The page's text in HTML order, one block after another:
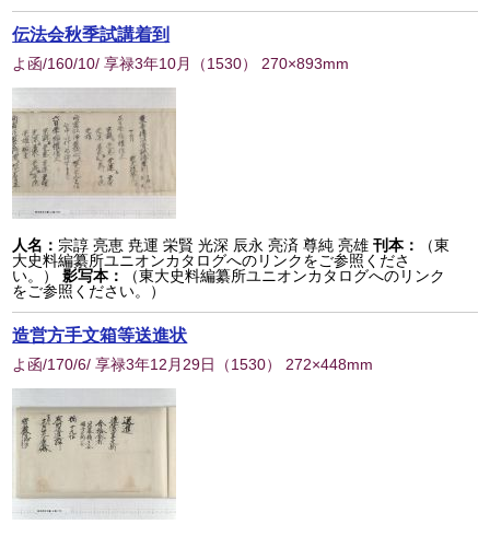
伝法会秋季試講着到
よ函/160/10/ 享禄3年10月 （1530） 270×893mm
人名： 宗諄 亮恵 尭運 栄賢 光深 辰永 亮済 尊純 亮雄 刊本：
（東
大史料編纂所ユニオンカタログへのリンクをご参照くださ
い。）
影写本：
（東大史料編纂所ユニオンカタログへのリンク
をご参照ください。）
造営方手文箱等送進状
よ函/170/6/ 享禄3年12月29日 （1530） 272×448mm